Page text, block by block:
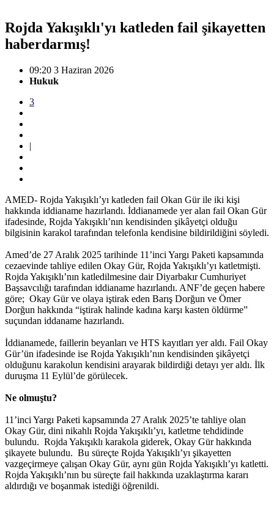
Rojda Yakışıklı'yı katleden fail şikayetten
haberdarmış!
09:20 3 Haziran 2026
Hukuk
3
|
AMED- Rojda Yakışıklı’yı katleden fail Okan Gür ile iki kişi
hakkında iddianame hazırlandı. İddianamede yer alan fail Okan Gür
ifadesinde, Rojda Yakışıklı’nın kendisinden şikâyetçi olduğu
bilgisinin karakol tarafından telefonla kendisine bildirildiğini söyledi.
Amed’de 27 Aralık 2025 tarihinde 11’inci Yargı Paketi kapsamında
cezaevinde tahliye edilen Okay Gür, Rojda Yakışıklı’yı katletmişti.
Rojda Yakışıklı’nın katledilmesine dair Diyarbakır Cumhuriyet
Başsavcılığı tarafından iddianame hazırlandı. ANF’de geçen habere
göre; Okay Gür ve olaya iştirak eden Barış Dorğun ve Ömer
Dorğun hakkında “iştirak halinde kadına karşı kasten öldürme”
suçundan iddaname hazırlandı.
İddianamede, faillerin beyanları ve HTS kayıtları yer aldı. Fail Okay
Gür’ün ifadesinde ise Rojda Yakışıklı’nın kendisinden şikâyetçi
olduğunu karakolun kendisini arayarak bildirdiği detayı yer aldı. İlk
duruşma 11 Eylül’de görülecek.
Ne olmuştu?
11’inci Yargı Paketi kapsamında 27 Aralık 2025’te tahliye olan
Okay Gür, dini nikahlı Rojda Yakışıklı’yı, katletme tehdidinde
bulundu. Rojda Yakışıklı karakola giderek, Okay Gür hakkında
şikayete bulundu. Bu süreçte Rojda Yakışıklı’yı şikayetten
vazgeçirmeye çalışan Okay Gür, aynı gün Rojda Yakışıklı’yı katletti.
Rojda Yakışıklı’nın bu süreçte fail hakkında uzaklaştırma kararı
aldırdığı ve boşanmak istediği öğrenildi.